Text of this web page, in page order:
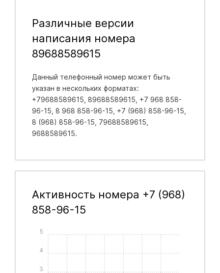
Различные версии
написания номера
89688589615
Данный телефонный номер может быть
указан в нескольких форматах:
+79688589615, 89688589615, +7 968 858-
96-15, 8 968 858-96-15, +7 (968) 858-96-15,
8 (968) 858-96-15, 79688589615,
9688589615.
Активность номера +7 (968)
858-96-15
3
4
5